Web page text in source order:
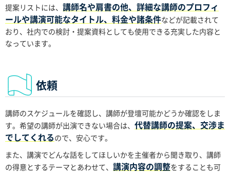
提案リストには、 講師名や肩書の他、詳細な講師のプロフィ
ールや講演可能なタイトル、料金や諸条件などが記載されて
おり、社内での検討・提案資料としても使用できる充実した内容と
なっています。
依頼
講師のスケジュールを確認し、講師が登壇可能かどうか確認をしま
す。希望の講師が出演できない場合は、 代替講師の提案、交渉ま
でしてくれるので、安心です。
また、講演でどんな話をしてほしいかを主催者から聞き取り、講師
の得意とするテーマとあわせて、 講演内容の調整をすることも可